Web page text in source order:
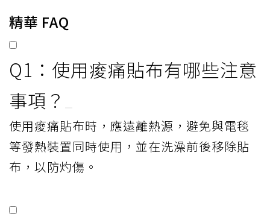
精華 FAQ
Q1：使用痠痛貼布有哪些注意
事項？
使用痠痛貼布時，應遠離熱源，避免與電毯
等發熱裝置同時使用，並在洗澡前後移除貼
布，以防灼傷。